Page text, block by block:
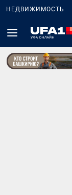
НЕДВИЖИМОСТЬ